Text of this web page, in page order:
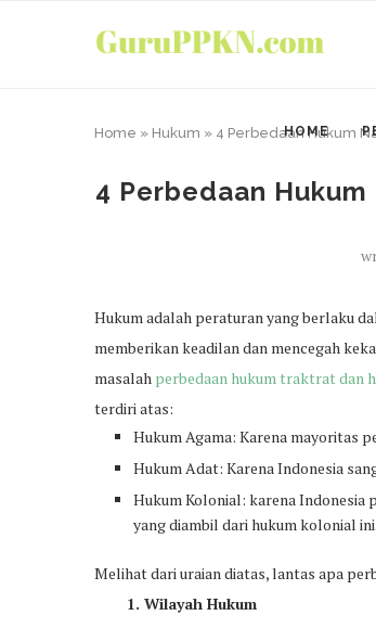
HOME
Home » Hukum » 4 Perbedaan Hukum
4 Perbedaan
Hukum adalah peraturan yang berlaku
memberikan keadilan dan mencegah
masalah perbedaan hukum traktrat dan
terdiri atas:
Hukum Agama: Karena mayoritas
Hukum Adat: Karena Indonesia
Hukum Kolonial: karena Indonesia
yang diambil dari hukum kolonial ini.
Melihat dari uraian diatas, lantas apa
1. Wilayah Hukum